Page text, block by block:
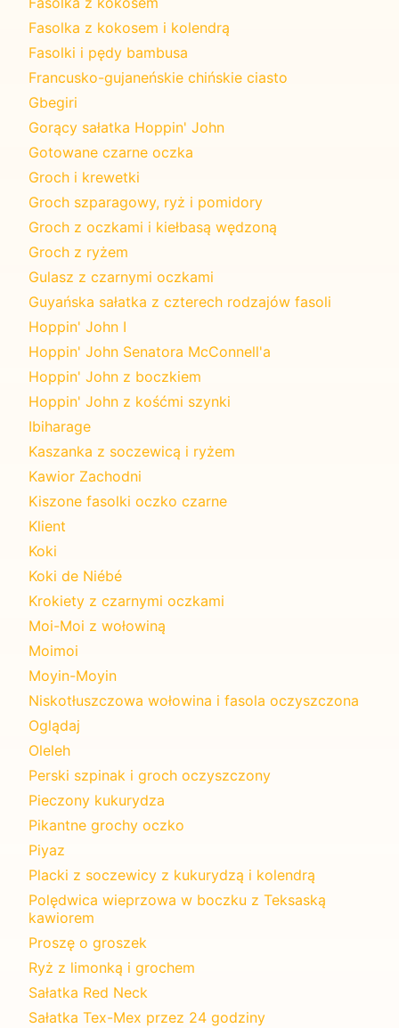
Fasolka z kokosem i kolendrą
Fasolki i pędy bambusa
Francusko-gujaneńskie chińskie ciasto
Gbegiri
Gorący sałatka Hoppin' John
Gotowane czarne oczka
Groch i krewetki
Groch szparagowy, ryż i pomidory
Groch z oczkami i kiełbasą wędzoną
Groch z ryżem
Gulasz z czarnymi oczkami
Guyańska sałatka z czterech rodzajów fasoli
Hoppin' John I
Hoppin' John Senatora McConnell'a
Hoppin' John z boczkiem
Hoppin' John z kośćmi szynki
Ibiharage
Kaszanka z soczewicą i ryżem
Kawior Zachodni
Kiszone fasolki oczko czarne
Klient
Koki
Koki de Niébé
Krokiety z czarnymi oczkami
Moi-Moi z wołowiną
Moimoi
Moyin-Moyin
Niskotłuszczowa wołowina i fasola oczyszczona
Oglądaj
Oleleh
Perski szpinak i groch oczyszczony
Pieczony kukurydza
Pikantne grochy oczko
Piyaz
Placki z soczewicy z kukurydzą i kolendrą
Polędwica wieprzowa w boczku z Teksaską
kawiorem
Proszę o groszek
Ryż z limonką i grochem
Sałatka Red Neck
Sałatka Tex-Mex przez 24 godziny